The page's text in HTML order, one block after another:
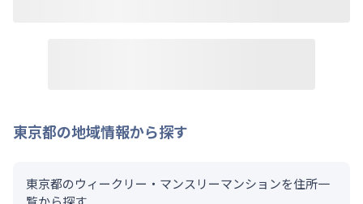
東京都の地域情報から探す
東京都のウィークリー・マンスリーマンションを住所一